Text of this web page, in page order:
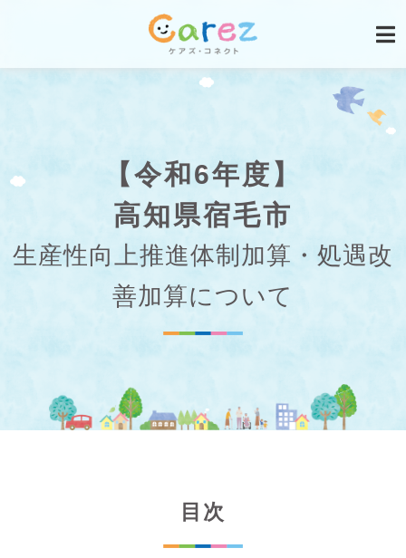
【令和6年度】
高知県宿毛市
生産性向上推進体制加算・処遇改
善加算について
目次